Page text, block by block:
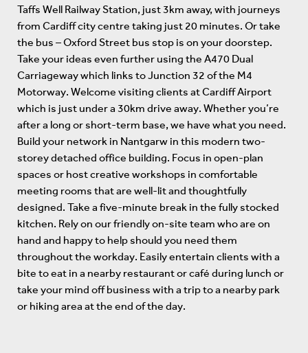
Taffs Well Railway Station, just 3km away, with journeys
from Cardiff city centre taking just 20 minutes. Or take
the bus – Oxford Street bus stop is on your doorstep.
Take your ideas even further using the A470 Dual
Carriageway which links to Junction 32 of the M4
Motorway. Welcome visiting clients at Cardiff Airport
which is just under a 30km drive away. Whether you’re
after a long or short-term base, we have what you need.
Build your network in Nantgarw in this modern two-
storey detached office building. Focus in open-plan
spaces or host creative workshops in comfortable
meeting rooms that are well-lit and thoughtfully
designed. Take a five-minute break in the fully stocked
kitchen. Rely on our friendly on-site team who are on
hand and happy to help should you need them
throughout the workday. Easily entertain clients with a
bite to eat in a nearby restaurant or café during lunch or
take your mind off business with a trip to a nearby park
or hiking area at the end of the day.